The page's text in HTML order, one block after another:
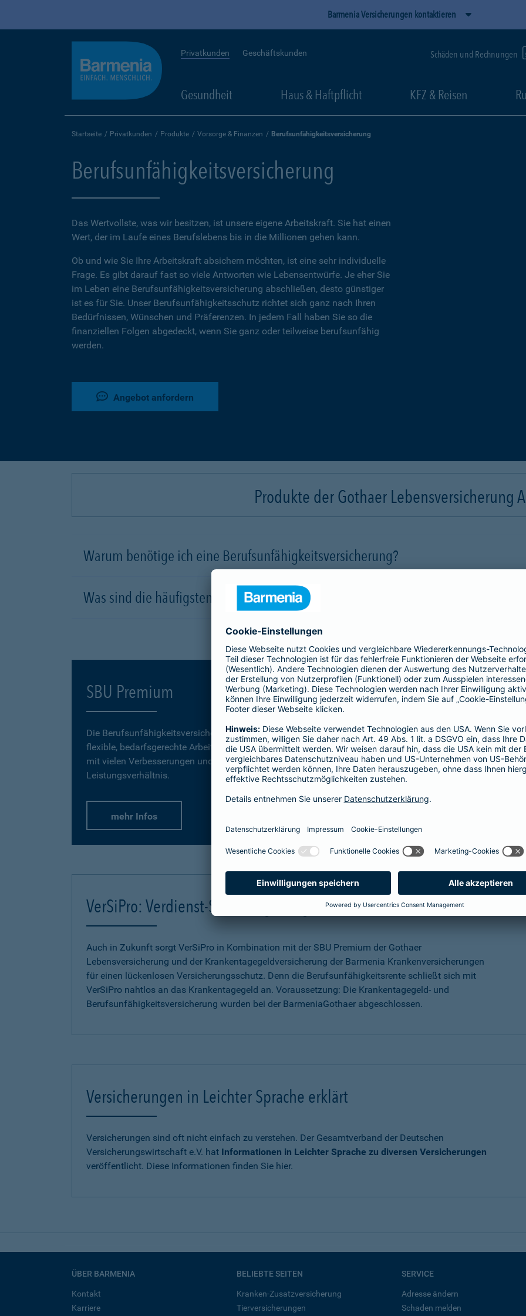
Barmenia Versicherungen kontaktieren
Privatkunden Geschäftskunden Schäden und Rechnungen
Gesundheit Haus & Haftpflicht KFZ & Reisen
Startseite Privatkunden Produkte Vorsorge & Finanzen Berufsunfähigkeitsversicherung
Berufsunfähigkeitsversicherung
Das Wertvollste, was wir besitzen, ist unsere eigene Arbeitskraft. Sie hat einen
Wert, der im Laufe eines Berufslebens bis in die Millionen gehen kann.
Ob und wie Sie Ihre Arbeitskraft absichern möchten, ist eine sehr individuelle
Frage. Es gibt darauf fast so viele Antworten wie Lebensentwürfe. Je eher Sie
im Leben eine Berufsunfähigkeitsversicherung abschließen, desto günstiger
ist es für Sie. Unser Berufsunfähigkeitsschutz richtet sich ganz nach Ihren
Bedürfnissen, Wünschen und Präferenzen. In jedem Fall haben Sie so die
finanziellen Folgen abgedeckt, wenn Sie ganz oder teilweise berufsunfähig
werden.
Angebot anfordern
Produkte der Gothaer Lebensversicherung
Warum benötige ich eine Berufsunfähigkeitsversicherung?
Was sind die häufigsten Ursachen für eine Berufsunfähigkeit?
SBU Premium
Die BerufsunfähigkeitsversicherungSBU Premiumbietet eine
flexible, bedarfsgerechte Arbeitskraftabsicherung fürs Leben. Jetzt
mit vielen Verbesserungen und einem erstklassigen Preis-
Leistungsverhältnis.
mehr Infos
SBU Invest
Die
Kund*innen finanzielle
der Kapitalmärkte zu
VerSiPro: Verdienst-Sicherungs-Programm
Auch in Zukunft sorgt VerSiPro in Kombination mit der SBU Premium der Gothaer
Lebensversicherung und der Krankentagegeldversicherung der Barmenia Krankenversicherungen
für einen lückenlosen Versicherungsschutz. Denn die Berufsunfähigkeitsrente schließt sich mit
VerSiPro nahtlos an das Krankentagegeld an. Voraussetzung: Die Krankentagegeld- und
Berufsunfähigkeitsversicherung wurden bei der BarmeniaGothaer abgeschlossen.
Versicherungen in Leichter Sprache erklärt
Versicherungen sind oft nicht einfach zu verstehen. Der Gesamtverband der Deutschen
Versicherungswirtschaft e.V. hat Informationen in Leichter Sprache zu diversen Versicherungen
veröffentlicht. Diese Informationen finden Sie hier.
ÜBER BARMENIA
Kontakt
Karriere
BELIEBTE SEITEN
Kranken-Zusatzversicherung
Tierversicherungen
SERVICE
Adresse ändern
Schaden melden